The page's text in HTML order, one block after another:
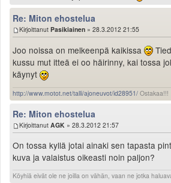
Re: Miton ehostelua
Kirjoittanut Pasikiainen » 28.3.2012 21:55
Joo noissa on melkeenpä kaikissa
kussu mut itteä ei oo häirinny, kai tossa
käynyt
http://www.motot.net/talli/ajoneuvot/id28951/ Ostakaa!!!
Re: Miton ehostelua
Kirjoittanut AGK » 28.3.2012 21:57
On tossa kyllä jotai ainaki sen tapasta
kuva ja valaistus oikeasti noin paljon?
Köyhiä eivät ole ne joilla on vähän, vaan ne jotka